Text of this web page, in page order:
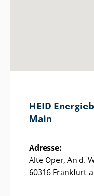
HEID
Main
Adresse:
Alte Oper, An d.
60316 Frankfurt